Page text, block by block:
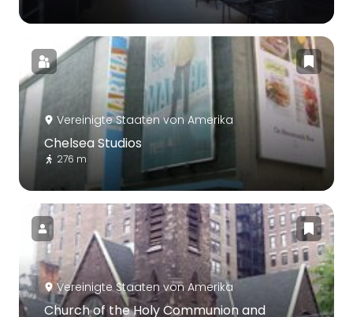
Vereinigte Staaten von Amerika
Chelsea Studios
276 m
Vereinigte Staaten von Amerika
Church of the Holy Communion and